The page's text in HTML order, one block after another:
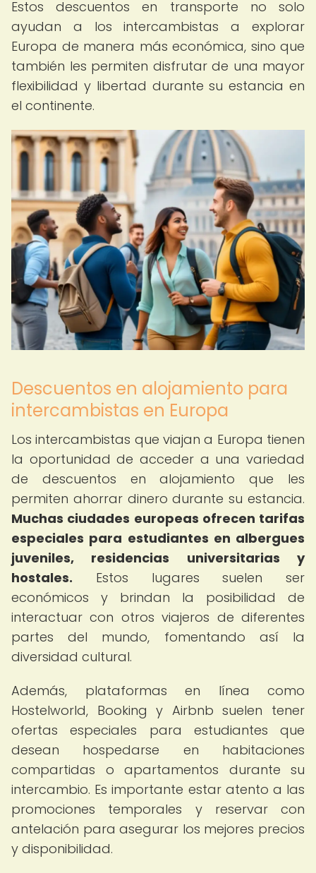
Estos descuentos en transporte no solo
ayudan a los intercambistas a explorar
Europa de manera más económica, sino que
también les permiten disfrutar de una mayor
flexibilidad y libertad durante su estancia en
el continente.
Descuentos en alojamiento para
intercambistas en Europa
Los intercambistas que viajan a Europa tienen
la oportunidad de acceder a una variedad
de descuentos en alojamiento que les
permiten ahorrar dinero durante su estancia.
Muchas ciudades europeas ofrecen tarifas
especiales para estudiantes en albergues
juveniles, residencias universitarias y
hostales. Estos lugares suelen ser
económicos y brindan la posibilidad de
interactuar con otros viajeros de diferentes
partes del mundo, fomentando así la
diversidad cultural.
Además, plataformas en línea como
Hostelworld, Booking y Airbnb suelen tener
ofertas especiales para estudiantes que
desean hospedarse en habitaciones
compartidas o apartamentos durante su
intercambio. Es importante estar atento a las
promociones temporales y reservar con
antelación para asegurar los mejores precios
y disponibilidad.